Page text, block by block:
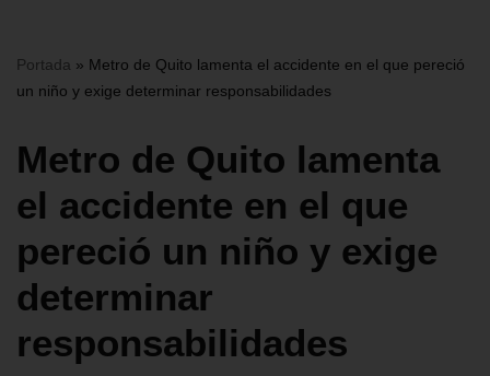
Portada » Metro de Quito lamenta el accidente en el que pereció
un niño y exige determinar responsabilidades
Metro de Quito lamenta
el accidente en el que
pereció un niño y exige
determinar
responsabilidades